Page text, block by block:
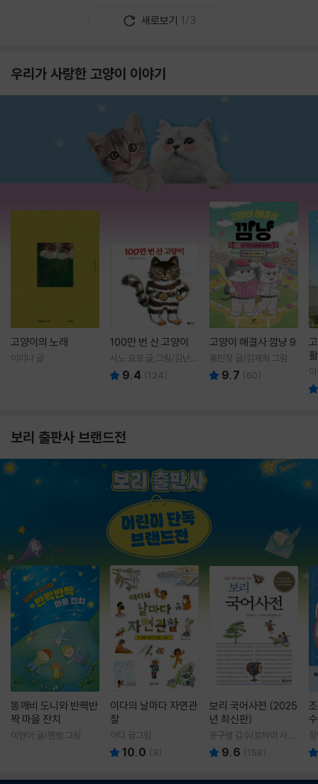
새로보기 1/3
우리가 사랑한 고양이 이야기
고양이의 노래
이미나 글
100만 번 산 고양이
사노 요코 글,그림/김난주
역 9.4 (124)
고양이 해결사 깜냥 9
홍민정 글/김재희 그림
9.7 (60)
보리 출판사 브랜드전
똥깨비 도니와 반짝반
짝 마을 잔치
이현아 글/핸짱 그림
이다의 날마다 자연관
찰
이다 글그림
10.0 (9)
보리 국어사전 (2025
년 최신판)
윤구병 감수/토박이 사전
편찬실 편
9.6 (158)